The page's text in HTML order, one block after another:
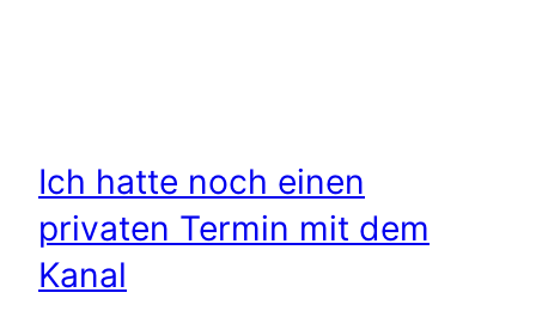
Ich hatte noch einen
privaten Termin mit dem
Kanal